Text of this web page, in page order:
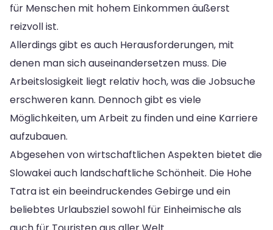
für Menschen mit hohem Einkommen äußerst
reizvoll ist.
Allerdings gibt es auch Herausforderungen, mit
denen man sich auseinandersetzen muss. Die
Arbeitslosigkeit liegt relativ hoch, was die Jobsuche
erschweren kann. Dennoch gibt es viele
Möglichkeiten, um Arbeit zu finden und eine Karriere
aufzubauen.
Abgesehen von wirtschaftlichen Aspekten bietet die
Slowakei auch landschaftliche Schönheit. Die Hohe
Tatra ist ein beeindruckendes Gebirge und ein
beliebtes Urlaubsziel sowohl für Einheimische als